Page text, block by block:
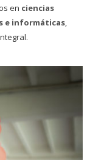
en ciencias
e informáticas,